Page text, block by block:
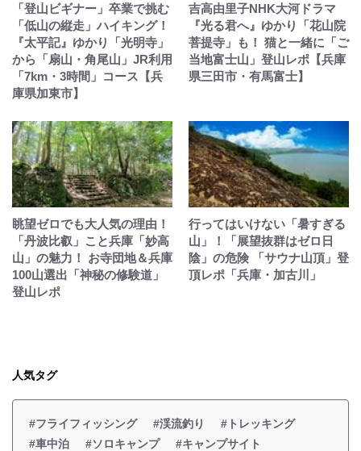
「登山ビギナー」卒業で挑む
「低山の縦走」ハイキング！
『太平記』ゆかり「光明寺」
から「扇山・角尾山」JR利用
「7km・3時間」コース【兵
庫県加東市】
吉高由里子NHK大河ドラマ
『光る君へ』ゆかり「花山院
菩提寺」も！ 猫と一緒に「ご
当地富士山」登山レポ【兵庫
県三田市・有馬富士】
眺望ゼロでも大人気の理由！
「丹波比叡」こと兵庫「妙高
山」の魅力！ お寺団地＆兵庫
100山選出「神秘の修験道」
登山レポ
行ってはいけない「暑すぎる
山」！「展望抜群はゼロ日
陰」の危険 「サウナ山頂」登
頂レポ「兵庫・加古川」
人気タグ
#フライフィッシング #渓流釣り
#トレッキング
#車中泊
#ソロキャンプ
#キャンプサイト